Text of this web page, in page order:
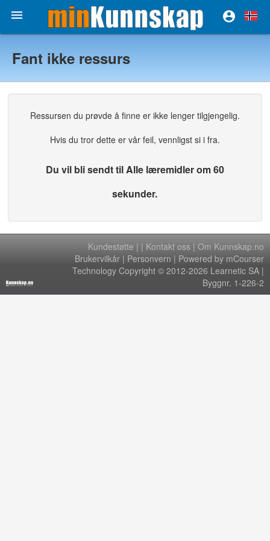


Fant ikke ressurs
Ressursen du prøvde å finne er ikke lenger tilgjengelig.
Hvis du tror dette er vår feil, vennligst si i fra.
Du vil bli sendt til Alle læremidler om 60
sekunder.
Kundestøtte | | Kontakt oss | Om Kunnskap.no
Brukervilkår | Personvern | Powered by mCourser
Technology Copyright © 2012-2026 Learnetic SA |
Byggnr. 1-226-2